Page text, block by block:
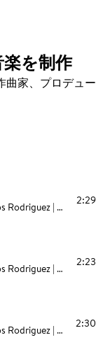
を制作
曲家、プロデュー
Juan Angel Esquivel Poza | Juan Carlos Rodriguez | Elías Serpa 2:29
Juan Angel Esquivel Poza | Juan Carlos Rodriguez | Elías Serpa 2:23
Juan Angel Esquivel Poza | Juan Carlos Rodriguez | Elías Serpa 2:30